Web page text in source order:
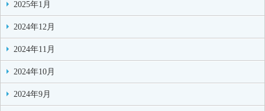
2025年1月
2024年12月
2024年11月
2024年10月
2024年9月